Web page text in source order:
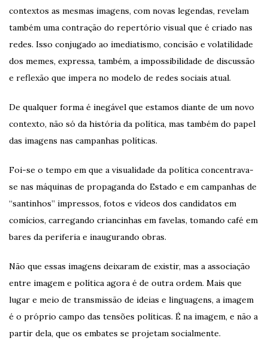
contextos as mesmas imagens, com novas legendas, revelam
também uma contração do repertório visual que é criado nas
redes. Isso conjugado ao imediatismo, concisão e volatilidade
dos memes, expressa, também, a impossibilidade de discussão
e reflexão que impera no modelo de redes sociais atual.
De qualquer forma é inegável que estamos diante de um novo
contexto, não só da história da política, mas também do papel
das imagens nas campanhas políticas.
Foi-se o tempo em que a visualidade da política concentrava-
se nas máquinas de propaganda do Estado e em campanhas de
“santinhos” impressos, fotos e vídeos dos candidatos em
comícios, carregando criancinhas em favelas, tomando café em
bares da periferia e inaugurando obras.
Não que essas imagens deixaram de existir, mas a associação
entre imagem e política agora é de outra ordem. Mais que
lugar e meio de transmissão de ideias e linguagens, a imagem
é o próprio campo das tensões políticas. É na imagem, e não a
partir dela, que os embates se projetam socialmente.